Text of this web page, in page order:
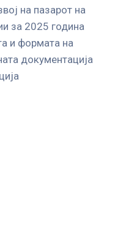
на пазарот на
за 2025 година
и формата на
документација